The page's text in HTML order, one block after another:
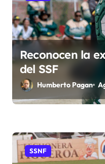
a
s
Reconocen la
del SSF
Humberto Pagan
SSNF